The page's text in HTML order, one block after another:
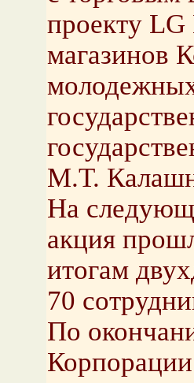
проекту
магазинов
М.Т.
На
акция
итогам
70
По